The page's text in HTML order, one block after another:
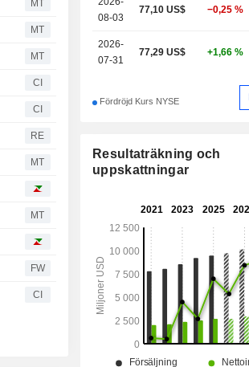
MT
MT
MT
CI
CI
RE
MT
MT
FW
CI
08-03
77,10 US$ −0,25 %
2026-
07-31
77,29 US$ +1,66 %
Fördröjd Kurs NYSE
Resultaträkning och
uppskattningar